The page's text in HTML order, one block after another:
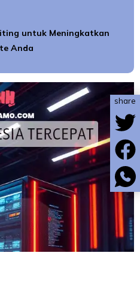
untuk Meningkatkan
Anda
share